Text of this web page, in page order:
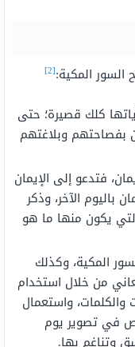
المكية:[2]
كلك قصيرة؛ حتى
بفصاحتهم وبلاغتهم
فتدعو إلى الإيمان
باليوم الآخر، وذكر
يكون منها ما هو
المكية، وكذلك
من خلال استخدام
والكلمات، واستعمال
في تصوير يوم
وتناغم بها.